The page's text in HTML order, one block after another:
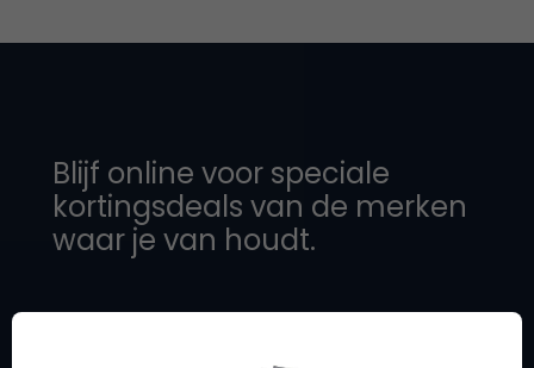
Blijf online voor speciale
kortingsdeals van de merken
waar je van houdt.